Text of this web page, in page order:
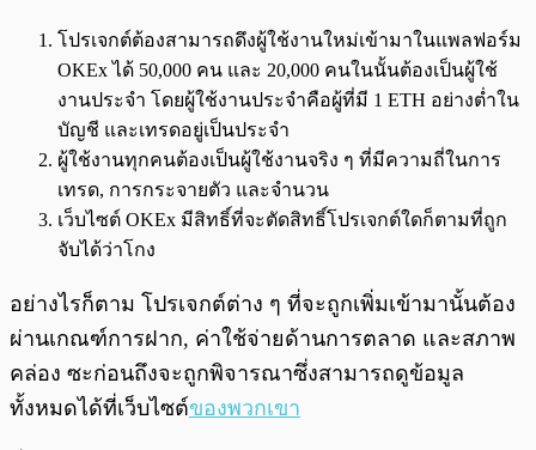
โปรเจกต์ต้องสามารถดึงผู้ใช้งานใหม่เข้ามาในแพลฟอร์ม
OKEx ได้ 50,000 คน และ 20,000 คนในนั้นต้องเป็นผู้ใช้
งานประจำ โดยผู้ใช้งานประจำคือผู้ที่มี 1 ETH อย่างต่ำใน
บัญชี และเทรดอยู่เป็นประจำ
ผู้ใช้งานทุกคนต้องเป็นผู้ใช้งานจริง ๆ ที่มีความถี่ในการ
เทรด, การกระจายตัว และจำนวน
เว็บไซต์ OKEx มีสิทธิ์ที่จะตัดสิทธิ์โปรเจกต์ใดก็ตามที่ถูก
จับได้ว่าโกง
อย่างไรก็ตาม โปรเจกต์ต่าง ๆ ที่จะถูกเพิ่มเข้ามานั้นต้อง
ผ่านเกณฑ์การฝาก, ค่าใช้จ่ายด้านการตลาด และสภาพ
คล่อง ซะก่อนถึงจะถูกพิจารณาซึ่งสามารถดูข้อมูล
ทั้งหมดได้ที่เว็บไซต์ของพวกเขา